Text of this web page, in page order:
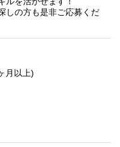
しの方も是非ご応募くだ
月以上)